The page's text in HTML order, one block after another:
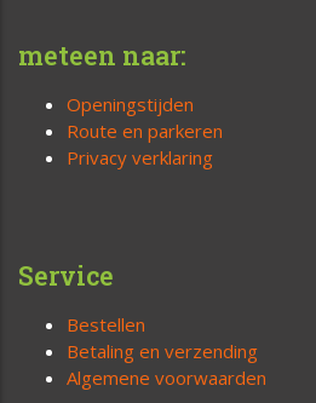
meteen naar:
Openingstijden
Route en parkeren
Privacy verklaring
Service
Bestellen
Betaling en verzending
Algemene voorwaarden